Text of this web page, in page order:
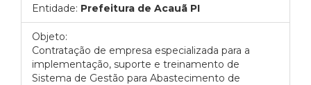
Entidade: Prefeitura de Acauã PI
Objeto:
Contratação de empresa especializada para a
implementação, suporte e treinamento de
Sistema de Gestão para Abastecimento de